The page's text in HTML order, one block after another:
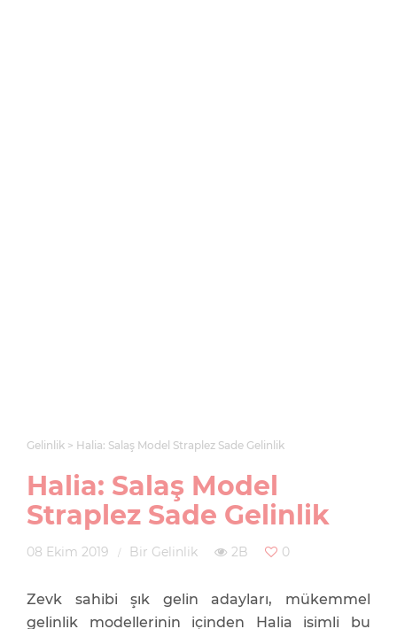
Gelinlik Halia: Salaş Model Straplez Sade Gelinlik
Halia: Salaş Model
Straplez Sade Gelinlik
08 Ekim 2019 Bir Gelinlik 2B 0
Zevk sahibi şık gelin adayları, mükemmel
gelinlik modellerinin içinden Halia isimli bu